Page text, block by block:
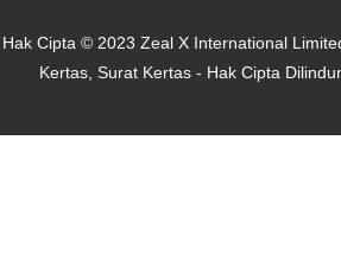
Hak Cipta © 2023 Zeal X International
Kertas, Surat Kertas - Hak Cipta